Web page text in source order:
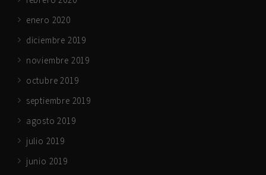
enero 2020
diciembre 2019
noviembre 2019
octubre 2019
septiembre 2019
agosto 2019
julio 2019
junio 2019